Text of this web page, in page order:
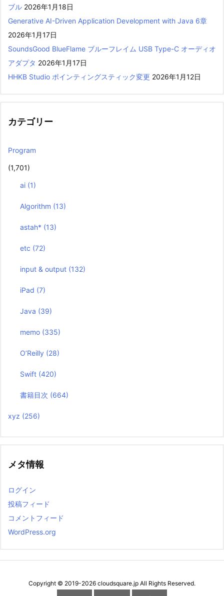
ブル 2026年1月18日
Generative AI-Driven Application Development with Java 6章
2026年1月17日
SoundsGood BlueFlame ブルーフレイム USB Type-C オーディオ
アダプタ 2026年1月17日
HHKB Studio ポインティングスティック変更 2026年1月12日
カテゴリー
Program
(1,701)
ai (1)
Algorithm (13)
astah* (13)
etc (72)
input & output (132)
iPad (7)
Java (39)
memo (335)
O’Reilly (28)
Swift (420)
書籍目次 (664)
xyz (256)
メタ情報
ログイン
投稿フィード
コメントフィード
WordPress.org
Copyright © 2019-2026 cloudsquare.jp All Rights Reserved.